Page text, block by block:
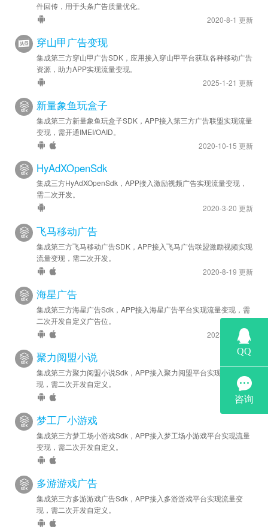
件回传，用于头条广告质量优化。
2020-8-1 更新
穿山甲广告变现
集成第三方穿山甲广告SDK，应用接入穿山甲平台获取各种移动广告
资源，助力APP实现流量变现。
2025-1-21 更新
新量象鱼玩盒子
集成第三方新量象鱼玩盒子SDK，APP接入第三方广告联盟实现流量
变现，需开通IMEI/OAID。
2020-10-15 更新
HyAdXOpenSdk
集成三方HyAdXOpenSdk，APP接入激励视频广告实现流量变现，
需二次开发。
2020-3-20 更新
飞马移动广告
集成第三方飞马移动广告SDK，APP接入飞马广告联盟激励视频实现
流量变现，需二次开发。
2020-8-19 更新
海星广告
集成第三方海星广告Sdk，APP接入海星广告平台实现流量变现，需
二次开发自定义广告位。
2023-5-6 更新
聚力阅盟小说
集成第三方聚力阅盟小说Sdk，APP接入聚力阅盟平台实现流量变
现，需二次开发自定义。
梦工厂小游戏
集成第三方梦工场小游戏Sdk，APP接入梦工场小游戏平台实现流量
变现，需二次开发自定义。
多游游戏广告
集成第三方多游游戏广告Sdk，APP接入多游游戏平台实现流量变
现，需二次开发自定义。